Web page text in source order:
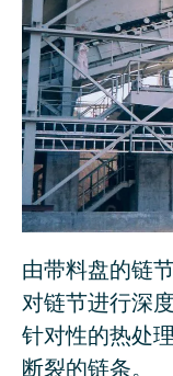
由带料盘的链
对链节进行深
针对性的热处
断裂的链条。